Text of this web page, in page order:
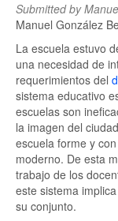
Submitted by
Manuel González
La escuela estuvo
una necesidad de
requerimientos del
sistema educativo
escuelas son
la imagen del
escuela forme y
moderno. De esta
trabajo de los
este sistema
su conjunto.